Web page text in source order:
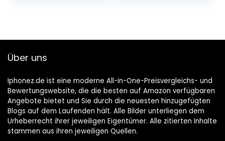
Über uns
Iphonez.de ist eine moderne All-in-One-Preisvergleichs- und
Bewertungswebsite, die die besten auf Amazon verfügbaren
Angebote bietet und Sie durch die neuesten hinzugefügten
Blogs auf dem Laufenden hält. Alle Bilder unterliegen dem
Urheberrecht ihrer jeweiligen Eigentümer. Alle zitierten Inhalte
stammen aus ihren jeweiligen Quellen.